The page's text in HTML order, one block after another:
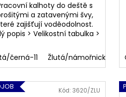
kalhoty do deště s
a zatavenými švy,
zajišťují voděodolnost.
popis > Velikostní tabulka >
černá-11 Žlutá/námořnická
Kód:3620/ZLU